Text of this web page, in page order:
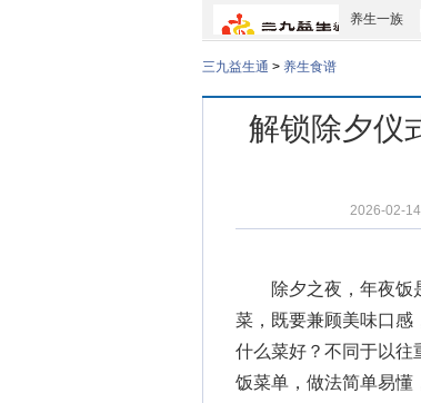
养生一族
三九益生通 > 养生食谱
解锁除夕仪
2026-02-
除夕之夜，年夜饭是
菜，既要兼顾美味口感
什么菜好 ？不同于以
饭菜单，做法简单易懂